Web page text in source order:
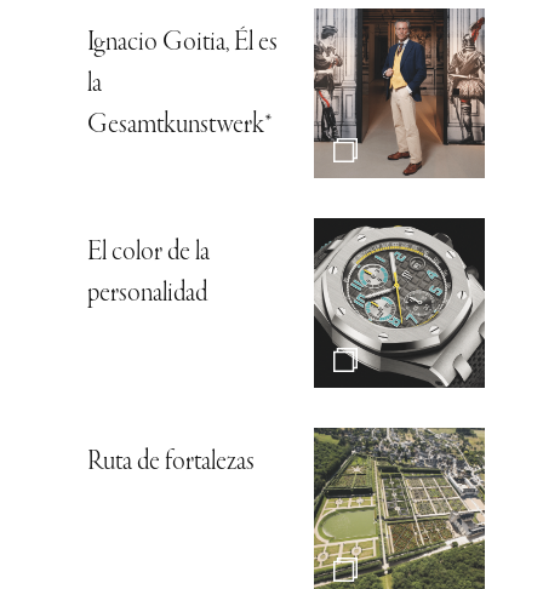
Ignacio Goitia, Él es
la
Gesamtkunstwerk*
El color de la
personalidad
Ruta de fortalezas